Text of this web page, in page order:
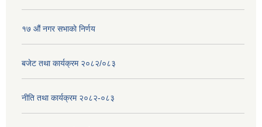
१७ ‌‍औं नगर सभाकाे निर्णय
बजेट तथा कार्यक्रम २०८२/०८३
नीति तथा कार्यक्रम २०८२-०८३